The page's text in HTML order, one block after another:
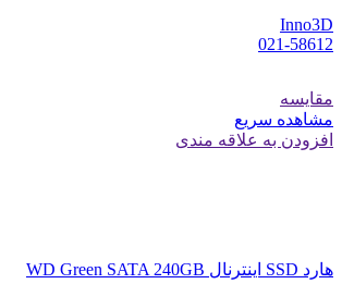
Inno3D
021-58612
مقایسه
مشاهده سریع
افزودن به علاقه مندی
هارد SSD اینترنال WD Green SATA 240GB